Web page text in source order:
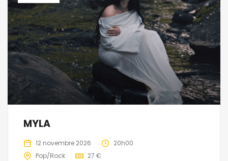
MYLA
12 novembre 2026
20h00
Pop/Rock
27 €